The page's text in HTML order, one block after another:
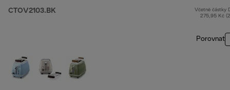
CTOV2103.BK
Včetně částky
275,95 Kč
Porovnat